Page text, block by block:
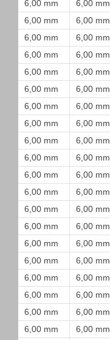
6,00 mm
6,00 mm
6,00 mm
6,00 mm
6,00 mm
6,00 mm
6,00 mm
6,00 mm
6,00 mm
6,00 mm
6,00 mm
6,00 mm
6,00 mm
6,00 mm
6,00 mm
6,00 mm
6,00 mm
6,00 mm
6,00 mm
6,00 mm
6,00 mm
6,00 mm
6,00 mm
6,00 mm
6,00 mm
6,00 mm
6,00 mm
6,00 mm
6,00 mm
6,00 mm
6,00 mm
6,00 mm
6,00 mm
6,00 mm
6,00 mm
6,00 mm
6,00 mm
6,00 mm
6,00 mm
6,00 mm